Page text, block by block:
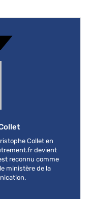
Collet en
devient
reconnu comme
ministère de la